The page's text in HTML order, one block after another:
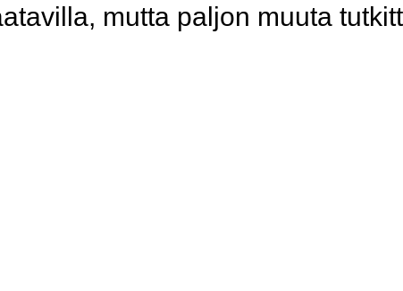
mutta paljon muuta